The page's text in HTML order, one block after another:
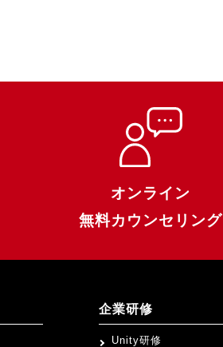
オンライン
無料カウンセリング
企業研修
Unity研修